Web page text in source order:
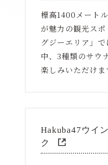
標高1400メート
が魅力の観光ス
グジーエリア」
中、3種類のサウ
楽しみいただけま
Hakuba47ウイ
ク